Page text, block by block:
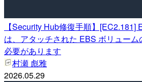
【Security Hub修復手順】[EC2.181]
は、アタッチされた EBS ボリュー
必要があります
村瀬 彪雅
2026.05.29